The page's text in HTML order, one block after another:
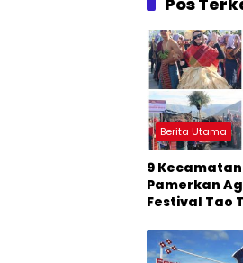
Berita Utama
9
Pamerkan
Festival Tao
Produk
Terkenal